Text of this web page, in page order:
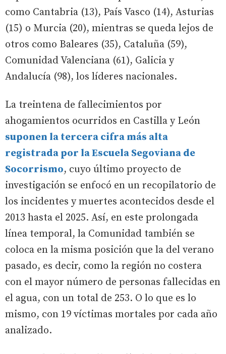
como Cantabria (13), País Vasco (14), Asturias
(15) o Murcia (20), mientras se queda lejos de
otros como Baleares (35), Cataluña (59),
Comunidad Valenciana (61), Galicia y
Andalucía (98), los líderes nacionales.
La treintena de fallecimientos por
ahogamientos ocurridos en Castilla y León
suponen la tercera cifra más alta
registrada por la Escuela Segoviana de
Socorrismo, cuyo último proyecto de
investigación se enfocó en un recopilatorio de
los incidentes y muertes acontecidos desde el
2013 hasta el 2025. Así, en este prolongada
línea temporal, la Comunidad también se
coloca en la misma posición que la del verano
pasado, es decir, como la región no costera
con el mayor número de personas fallecidas en
el agua, con un total de 253. O lo que es lo
mismo, con 19 víctimas mortales por cada año
analizado.